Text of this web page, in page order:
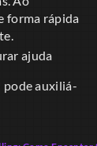
forma rápida
ajuda
pode auxiliá-